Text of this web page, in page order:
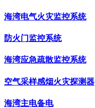
海湾电气火灾监控系统
防火门监控系统
海湾应急疏散监控系统
空气采样感烟火灾探测器
海湾主电备电